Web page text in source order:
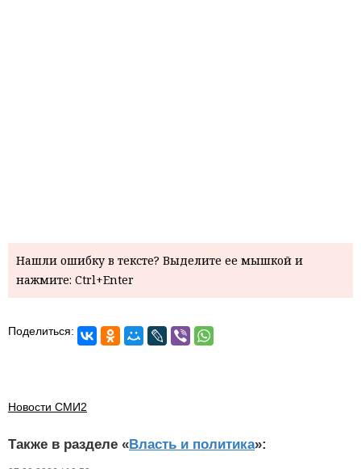
Нашли ошибку в тексте? Выделите ее мышкой и
нажмите: Ctrl+Enter
Поделиться:
Новости СМИ2
Также в разделе «Власть и политика»: